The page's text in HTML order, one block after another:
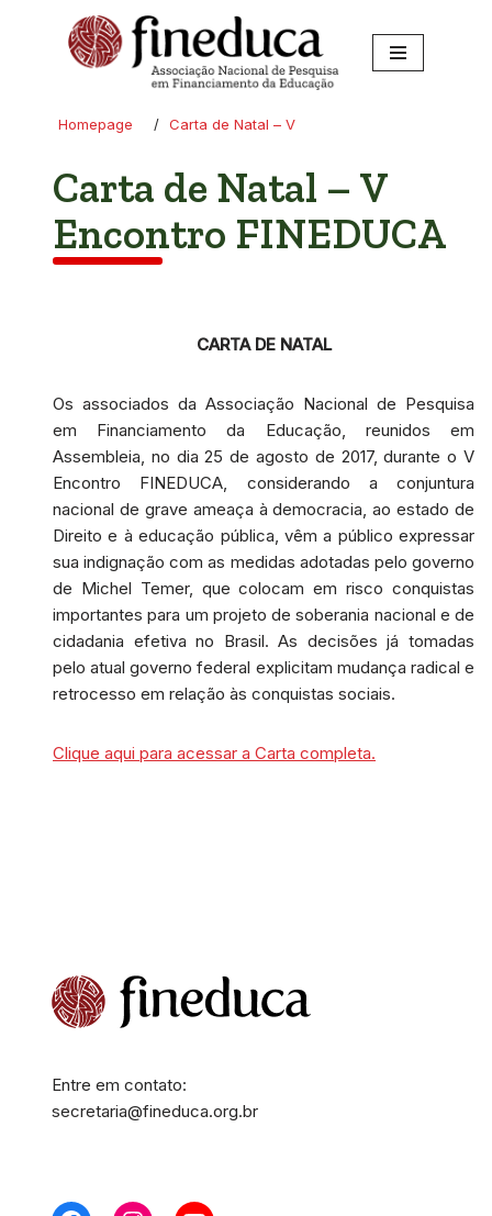
conteúdo
Homepage / Carta de Natal – V
Carta de Natal – V
Encontro FINEDUCA
CARTA DE NATAL
Os associados da Associação Nacional de Pesquisa
em Financiamento da Educação, reunidos em
Assembleia, no dia 25 de agosto de 2017, durante o V
Encontro FINEDUCA, considerando a conjuntura
nacional de grave ameaça à democracia, ao estado de
Direito e à educação pública, vêm a público expressar
sua indignação com as medidas adotadas pelo governo
de Michel Temer, que colocam em risco conquistas
importantes para um projeto de soberania nacional e de
cidadania efetiva no Brasil. As decisões já tomadas
pelo atual governo federal explicitam mudança radical e
retrocesso em relação às conquistas sociais.
Clique aqui para acessar a Carta completa.
Entre em contato:
secretaria@fineduca.org.br